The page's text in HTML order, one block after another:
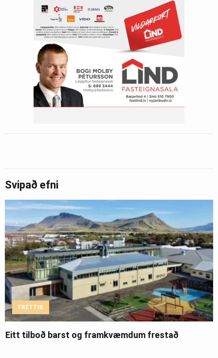
Svipað efni
FRÉTTIR
Eitt tilboð barst og framkvæmdum frestað